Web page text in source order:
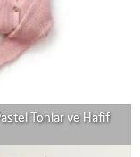
Tonlar ve Hafif